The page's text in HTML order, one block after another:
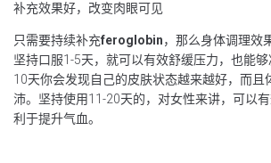
补充效果好，改变肉眼可见
只需要持续补充feroglobin，那么身体调理效
坚持口服1-5天，就可以有效舒缓压力，也能
10天你会发现自己的皮肤状态越来越好，而且
沛。坚持使用11-20天的，对女性来讲，可以
利于提升气血。